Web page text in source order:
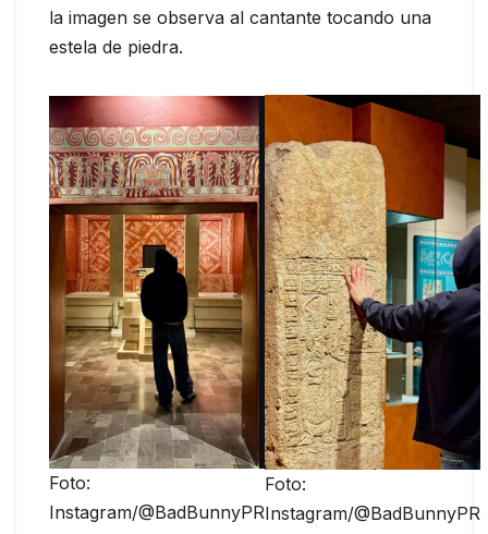
la imagen se observa al cantante tocando una
estela de piedra.
Foto:
Instagram/@BadBunnyPR
Foto:
Instagram/@BadBunnyPR